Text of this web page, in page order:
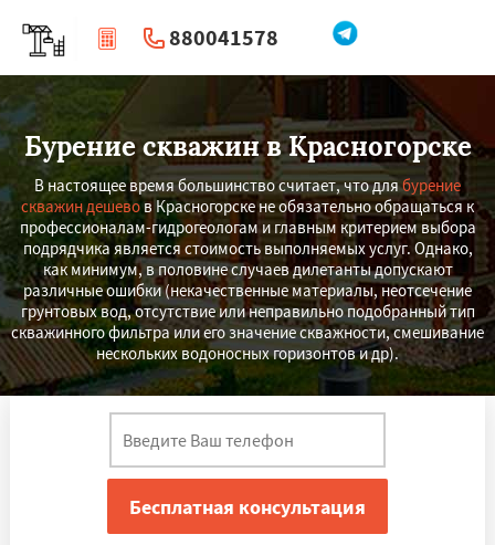
880041578
| Перезвоните мне
Бурение скважин в Красногорске
В настоящее время большинство считает, что длябурение
скважин дешево в Красногорске не обязательно обращаться к
профессионалам-гидрогеологам и главным критерием выбора
подрядчика является стоимость выполняемых услуг. Однако,
как минимум, в половине случаев дилетанты допускают
различные ошибки (некачественные материалы, неотсечение
грунтовых вод, отсутствие или неправильно подобранный тип
скважинного фильтра или его значение скважности, смешивание
нескольких водоносных горизонтов и др).